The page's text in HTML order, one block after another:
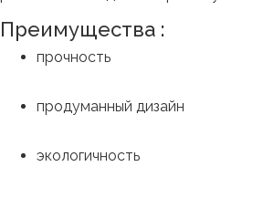
Преимущества :
прочность
продуманный дизайн
экологичность